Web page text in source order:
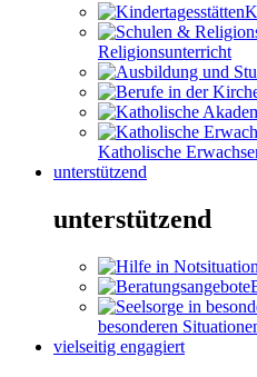
Religionsunterricht
Katholische
unterstützend
unterstützend
besonderen
vielseitig engagiert